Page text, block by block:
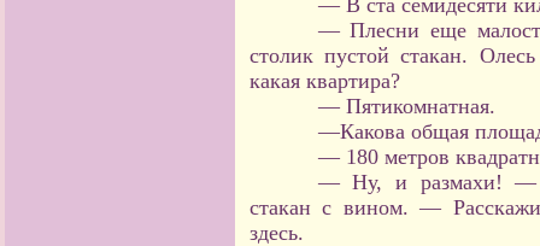
— В ста семидесяти
— Плесни еще
столик пустой стакан.
какая квартира?
— Пятикомнатная.
—Какова общая
— 180 метров
— Ну, и размахи! —
стакан с вином. —
здесь.